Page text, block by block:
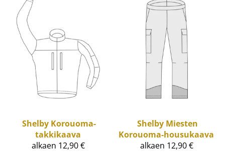
Shelby Korouoma-
takkikaava
alkaen 12,90 €
Shelby Miesten
Korouoma-housukaava
alkaen 12,90 €